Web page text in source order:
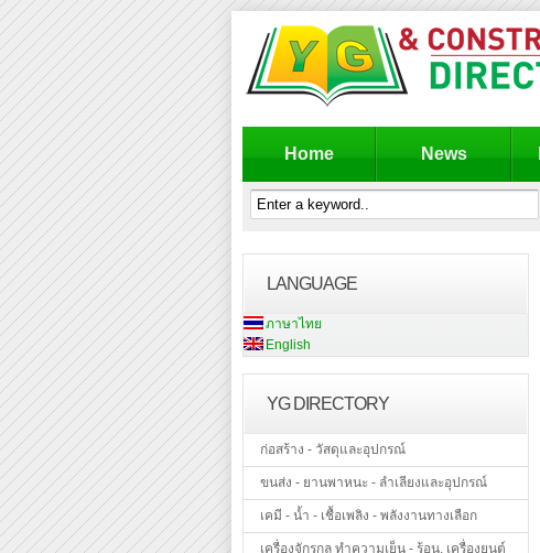
Home News
LANGUAGE
ภาษาไทย
English
YG DIRECTORY
ก่อสร้าง - วัสดุและอุปกรณ์
ขนส่ง - ยานพาหนะ - ลำเลียงและอุปกรณ์
เคมี - น้ำ - เชื้อเพลิง - พลังงานทางเลือก
เครื่องจักรกล ทำความเย็น - ร้อน, เครื่องยนต์